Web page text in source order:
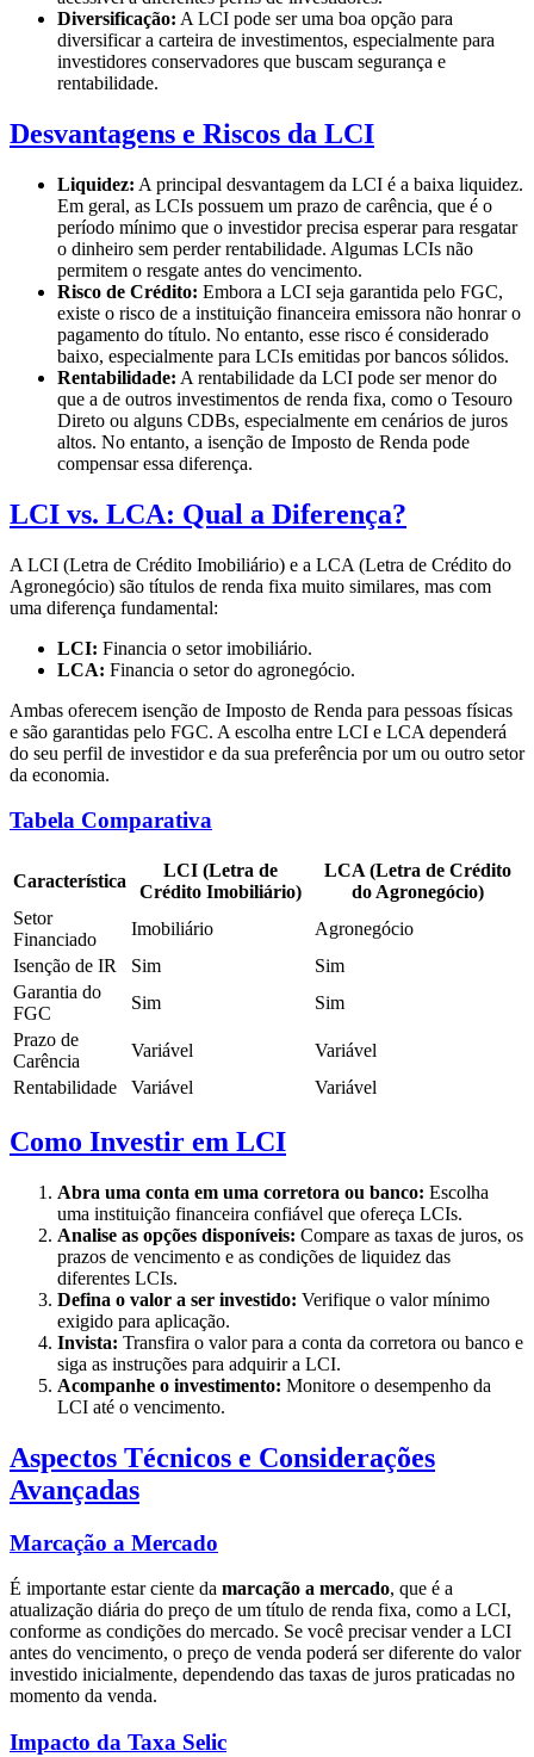
Diversificação: A LCI pode ser uma boa opção para
diversificar a carteira de investimentos, especialmente para
investidores conservadores que buscam segurança e
rentabilidade.
Desvantagens e Riscos da LCI
Liquidez: A principal desvantagem da LCI é a baixa liquidez.
Em geral, as LCIs possuem um prazo de carência, que é o
período mínimo que o investidor precisa esperar para resgatar
o dinheiro sem perder rentabilidade. Algumas LCIs não
permitem o resgate antes do vencimento.
Risco de Crédito: Embora a LCI seja garantida pelo FGC,
existe o risco de a instituição financeira emissora não honrar o
pagamento do título. No entanto, esse risco é considerado
baixo, especialmente para LCIs emitidas por bancos sólidos.
Rentabilidade: A rentabilidade da LCI pode ser menor do
que a de outros investimentos de renda fixa, como o Tesouro
Direto ou alguns CDBs, especialmente em cenários de juros
altos. No entanto, a isenção de Imposto de Renda pode
compensar essa diferença.
LCI vs. LCA: Qual a Diferença?
A LCI (Letra de Crédito Imobiliário) e a LCA (Letra de Crédito do
Agronegócio) são títulos de renda fixa muito similares, mas com
uma diferença fundamental:
LCI: Financia o setor imobiliário.
LCA: Financia o setor do agronegócio.
Ambas oferecem isenção de Imposto de Renda para pessoas físicas
e são garantidas pelo FGC. A escolha entre LCI e LCA dependerá
do seu perfil de investidor e da sua preferência por um ou outro setor
da economia.
Tabela Comparativa
Característica
LCI (Letra de
Crédito Imobiliário)
LCA (Letra de Crédito
do Agronegócio)
Setor
Financiado
Imobiliário
Agronegócio
Isenção de IR
Sim
Sim
Garantia do
FGC
Sim
Sim
Prazo de
Carência
Variável
Variável
Rentabilidade
Variável Variável
Como Investir em LCI
Abra uma conta em uma corretora ou banco: Escolha
uma instituição financeira confiável que ofereça LCIs.
Analise as opções disponíveis: Compare as taxas de juros, os
prazos de vencimento e as condições de liquidez das
diferentes LCIs.
Defina o valor a ser investido: Verifique o valor mínimo
exigido para aplicação.
Invista: Transfira o valor para a conta da corretora ou banco e
siga as instruções para adquirir a LCI.
Acompanhe o investimento: Monitore o desempenho da
LCI até o vencimento.
Aspectos Técnicos e Considerações
Avançadas
Marcação a Mercado
É importante estar ciente da marcação a mercado, que é a
atualização diária do preço de um título de renda fixa, como a LCI,
conforme as condições do mercado. Se você precisar vender a LCI
antes do vencimento, o preço de venda poderá ser diferente do valor
investido inicialmente, dependendo das taxas de juros praticadas no
momento da venda.
Impacto da Taxa Selic